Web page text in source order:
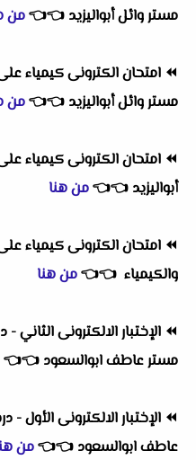
مستر وائل أبواليزيد 👈
👈من
⏪ امتحان الكترونى كيمياء
مستر وائل أبواليزيد 👈
👈من
⏪ امتحان الكترونى كيمياء
أبواليزيد 👈
👈من هنا
⏪ امتحان الكترونى كيمياء
والكيمياء 👈
👈من هنا
⏪ الإختبار الالكترونى الثاني
مستر عاطف ابوالسعود 👈
👈
⏪ الإختبار الالكترونى
عاطف ابوالسعود 👈
👈من